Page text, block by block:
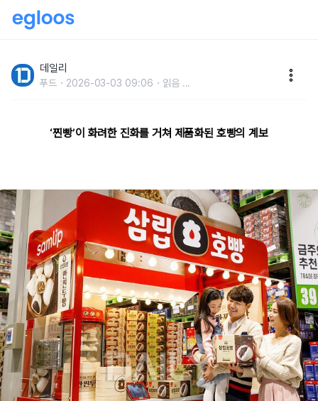
데일리
푸드 2026-03-03 09:06 읽음 ...
‘찐빵’이 화려한 진화를 거쳐 제품화된 호빵의 계보